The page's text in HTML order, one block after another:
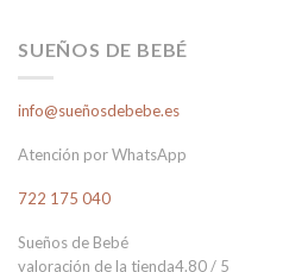
SUEÑOS DE BEBÉ
info@sueñosdebebe.es
Atención por WhatsApp
722 175 040
Sueños de Bebé
valoración de la tienda4.80 / 5